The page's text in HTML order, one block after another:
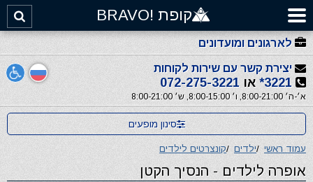
קופת !BRAVO
לארגונים ומועדונים
יצירת קשר עם שירות לקוחות
3221* או 072-275-3221
א׳-ה׳ 8:00-21:00, ו׳ 8:00-15:00, ש׳ 8:00-21:00
סינון מופעים
עמוד ראשי /ילדים /קונצרטים לילדים
אופרה לילדים - הנסיך הקטן